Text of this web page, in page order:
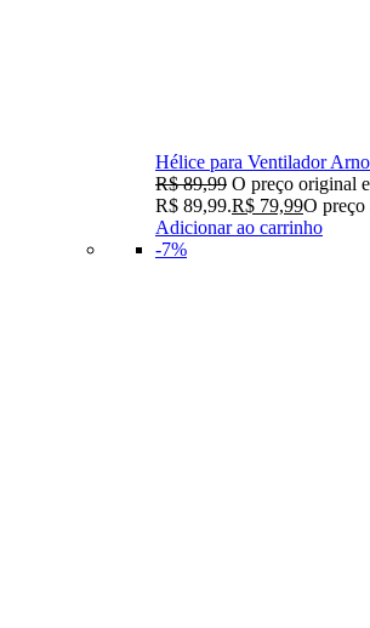
Hélice para Ventilador
R$89,99 O preço original
R$ 89,99.R$ 79,99O preço
Adicionar ao carrinho
-7%